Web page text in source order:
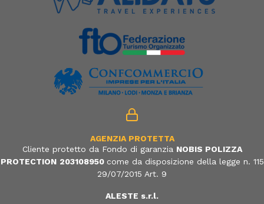
AGENZIA PROTETTA
Cliente protetto da Fondo di garanzia NOBIS POLIZZA
PROTECTION 203108950 come da disposizione della legge n. 115
29/07/2015 Art. 9
ALESTE s.r.l.